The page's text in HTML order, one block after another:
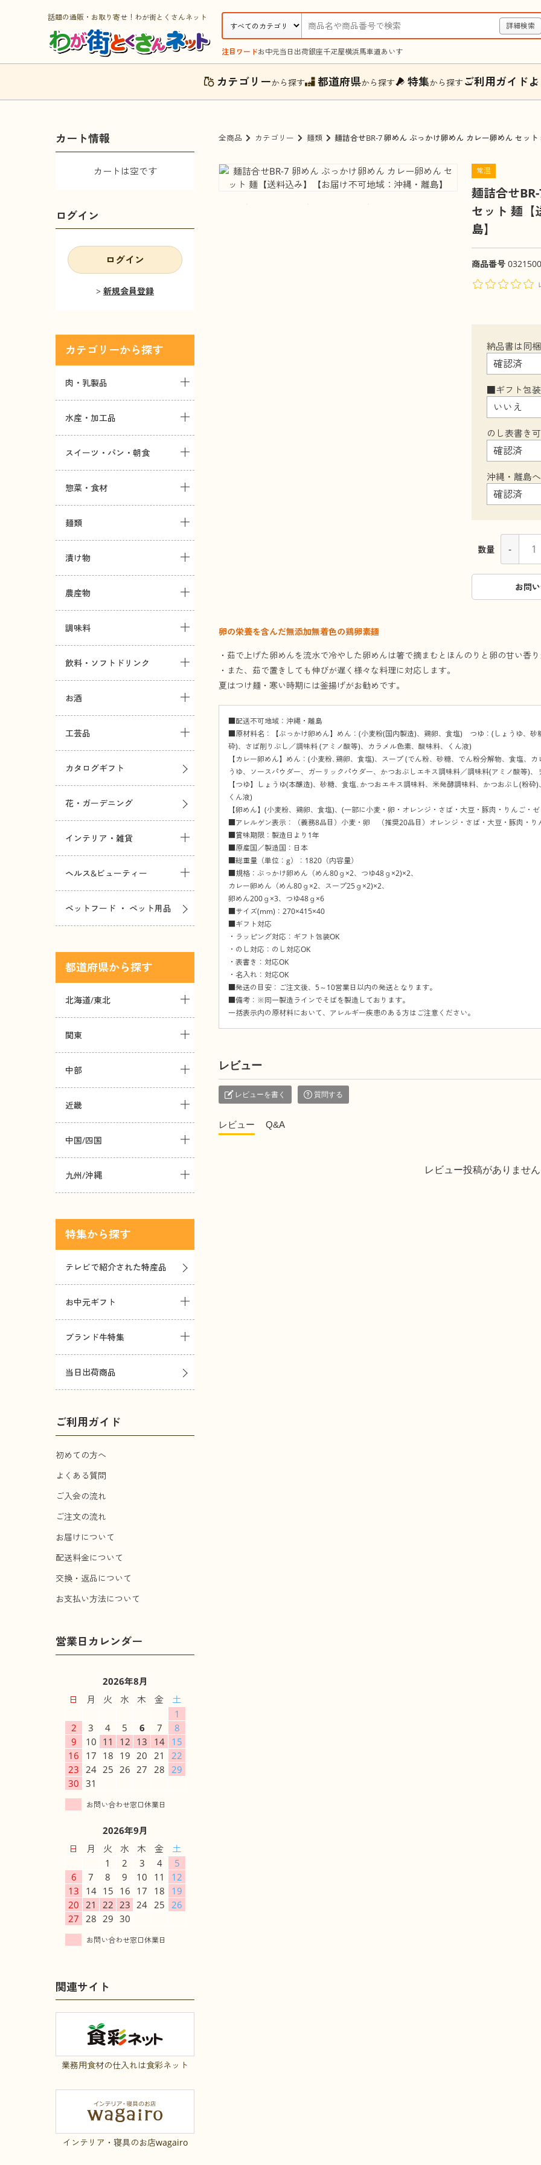
話題の通販・お取り寄せ！わが街とくさんネット
詳細検索
注目ワードお中元当日出荷銀座千疋屋横浜馬車道あいす
カテゴリーから探す 都道府県から探す 特集から探す ご利用ガイド
全商品 カテゴリー 麺類 麺詰合せBR-7 卵めん ぶっかけ卵めん カレー卵めん セッ
常温
麺詰合せ
セット 麺【
島】
商品番号
納品書は同
■ギフト包
のし表書き
沖縄・離島
数量 -
お問
卵の栄養を含んだ無添加無着色の鶏卵素麺
・茹で上げた卵めんを流水で冷やした卵めんは箸で摘まむとほんのりと卵の甘い香
・また、茹で置きしても伸びが遅く様々な料理に対応します。
夏はつけ麺・寒い時期には釜揚げがお勧めです。
■配送不可地域：沖縄・離島
■原材料名：【ぶっかけ卵めん】めん：(小麦粉(国内製造)、鶏卵、食塩) つゆ：(しょうゆ、砂
砕)、さば削りぶし／調味料 (アミノ酸等)、カラメル色素、酸味料、くん液)
【カレー卵めん】めん：(小麦粉､鶏卵、食塩)、スープ (でん粉、砂糖、でん粉分解物、食塩、
うゆ、ソースパウダー、ガーリックパウダー、かつおぶしエキス調味料／調味料(アミノ酸等)
【つゆ】しょうゆ(本醸造)、砂糖、食塩､かつおエキス調味料、米発酵調味料、かつおぶし(粉
くん液)
【卵めん】(小麦粉、鶏卵、食塩)、(一部に小麦・卵・オレンジ・さば・大豆・豚肉・りんご・
■アレルゲン表示：（義務8品目）小麦・卵 （推奨20品目）オレンジ・さば・大豆・豚肉・り
■賞味期限：製造日より1年
■原産国／製造国：日本
■総重量（単位：g）：1820（内容量）
■規格：ぶっかけ卵めん（めん80ｇ×2、つゆ48ｇ×2)×2、
カレー卵めん（めん80ｇ×2、スープ25ｇ×2)×2、
卵めん200ｇ×3、つゆ48ｇ×6
■サイズ(mm)：270×415×40
■ギフト対応
・ラッピング対応：ギフト包装OK
・のし対応：のし対応OK
・表書き：対応OK
・名入れ：対応OK
■発送の目安：ご注文後、5～10営業日以内の発送となります。
■備考：※同一製造ラインでそばを製造しております。
一括表示内の原材料において、アレルギー疾患のある方はご注意ください。
レビュー
レビューを書く 質問する
レビュー Q&A
レビュー投稿がありませ
カート情報
カートは空です
ログイン
ログイン
新規会員登録
カテゴリー
肉・乳製品
水産・加工品
スイーツ・パン・朝食
惣菜・食材
麺類
漬け物
農産物
調味料
飲料・ソフトドリンク
お酒
工芸品
カタログギフト
花・ガーデニング
インテリア・雑貨
ヘルス&ビューティー
ペットフード ・ ペット用品
都道府県
北海道/東北
関東
中部
近畿
中国/四国
九州/沖縄
特集
テレビで紹介された特産品
お中元ギフト
ブランド牛特集
当日出荷商品
ご利用ガイド
初めての方へ
よくある質問
ご入会の流れ
ご注文の流れ
お届けについて
配送料金について
交換・返品について
お支払い方法について
2026年8月
日
月 火 水 木 金
土
1
2
3 4 5 6 7
8
9
10 11 12 13 14 15
16
17 18 19 20 21
22
23
24 25 26 27 28
29
30 31
2026年9月
日
月 火 水 木 金
土
1
2 3 4
5
6
7 8 9 10 11
12
13
14 15 16 17 18
19
20
21 22 23 24 25
26
27
28 29 30
関連サイト
業務用食材の仕入れは食彩ネット
インテリア・寝具のお店wagairo